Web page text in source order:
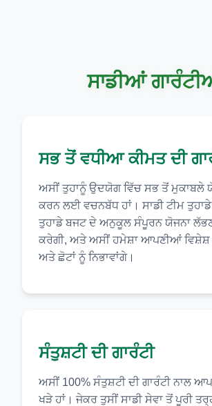
ਸਾਡੀਆਂ
ਸਭ ਤੋਂ ਵਧੀਆ ਕੀਮਤ ਦੀ
ਅਸੀਂ ਤੁਹਾਨੂੰ ਉਦਯੋਗ ਵਿੱਚ ਸਭ ਤੋਂ ਮੁਕਾਬਲੇ
ਕਰਨ ਲਈ ਵਚਨਬੱਧ ਹਾਂ। ਸਾਡੀ ਟੀਮ
ਤੁਹਾਡੇ ਬਜਟ ਦੇ ਅਨੁਕੂਲ ਸੰਪੂਰਨ ਯੋਜਨਾ
ਕਰੇਗੀ, ਅਤੇ ਅਸੀਂ ਹਮੇਸ਼ਾ ਆਪਣੀਆਂ ਵਿਸ਼ੇਸ਼
ਅਤੇ ਛੋਟਾਂ ਨੂੰ ਨਿਭਾਵਾਂਗੇ।
ਸੰਤੁਸ਼ਟੀ ਦੀ ਗਾਰੰਟੀ
ਅਸੀਂ 100% ਸੰਤੁਸ਼ਟੀ ਦੀ ਗਾਰੰਟੀ ਨਾਲ
ਖੜੇ ਹਾਂ। ਜੇਕਰ ਤੁਸੀਂ ਸਾਡੀ ਸੇਵਾ ਤੋਂ ਪੂਰੀ